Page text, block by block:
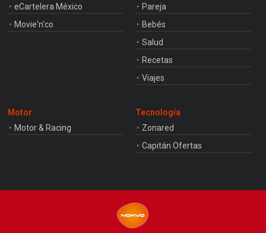
eCartelera México
Movie'n'co
Pareja
Bebés
Salud
Recetas
Viajes
Motor
Motor & Racing
Tecnología
Zonared
Capitán Ofertas